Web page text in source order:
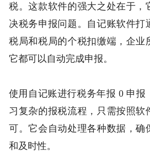
税。这款软件的强大之处在于，
决税务申报问题。自记账软件打
税局和税局的个税扣缴端，企业
它都可以自动完成申报。
使用自记账进行税务年报 0 申报
习复杂的报税流程，只需按照软
可。它会自动处理各种数据，确
和及时性。